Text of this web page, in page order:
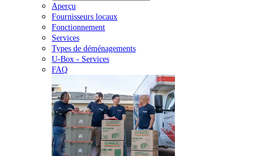
Aperçu
Fournisseurs locaux
Fonctionnement
Services
Types de déménagements
U-Box - Services
FAQ